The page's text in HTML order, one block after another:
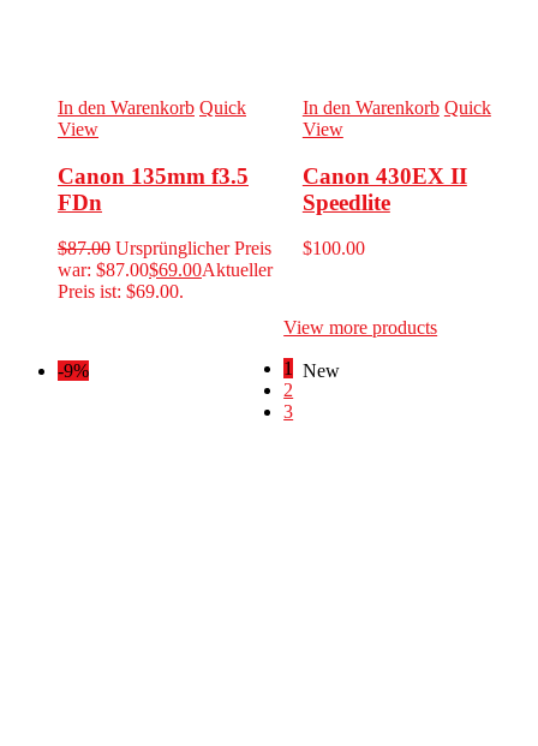
In den Warenkorb Quick
View
Canon 135mm f3.5
FDn
$87.00 Ursprünglicher Preis
war: $87.00$69.00Aktueller
Preis ist: $69.00.
In den Warenkorb Quick
View
Canon 430EX II
Speedlite
$100.00
-9% New
View more products
1
2
3